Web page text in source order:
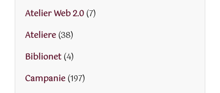
Atelier Web 2.0(7)
Ateliere(38)
Biblionet(4)
Campanie(197)